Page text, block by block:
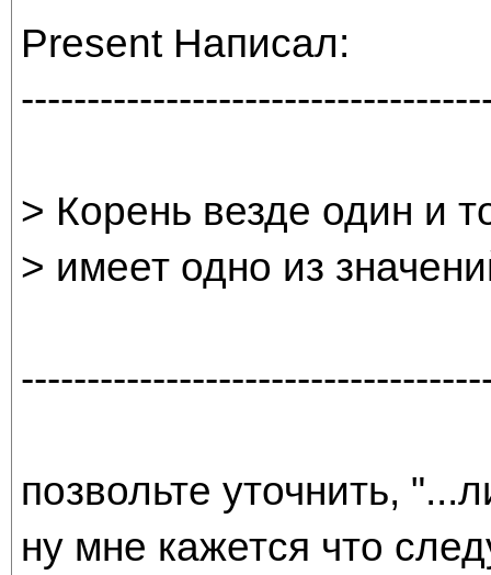
Present Написал:
> Корень везде один и
> имеет одно из
позвольте уточнить,
ну мне кажется что